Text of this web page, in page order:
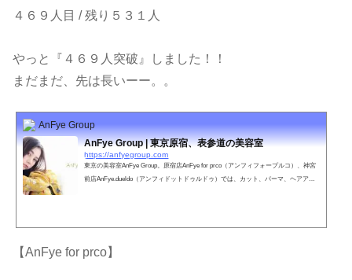
４６９人目 / 残り５３１人
やっと『４６９人突破』しました！！
まだまだ、先は長いーー。。
AnFye Group
AnFye Group | 東京原宿、表参道の美容室
https://anfyegroup.com
東京の美容室AnFye Group。原宿店AnFye for prco（アンフィフォープルコ）、神宮
前店AnFye.dueldo（アンフィドットドゥルドゥ）では、カット、パーマ、ヘアアレ
【AnFye for prco】